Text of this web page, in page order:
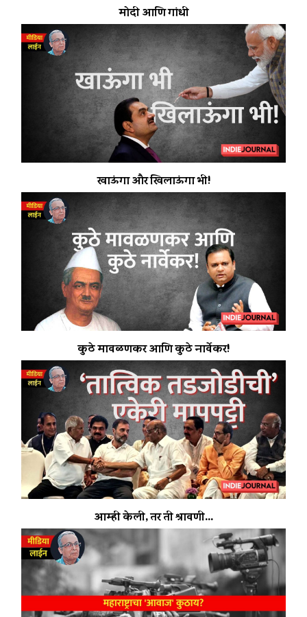
मोदी आणि गांधी
खाऊंगा और खिलाऊंगा भी!
कुठे मावळणकर आणि कुठे नार्वेकर!
आम्ही केली, तर ती श्रावणी...